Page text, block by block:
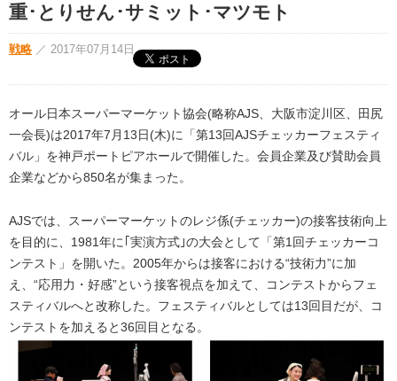
重･とりせん･サミット･マツモト
戦略 ／ 2017年07月14日
オール日本スーパーマーケット協会(略称AJS、大阪市淀川区、田尻
一会長)は2017年7月13日(木)に「第13回AJSチェッカーフェスティ
バル」を神戸ポートピアホールで開催した。会員企業及び賛助会員
企業などから850名が集まった。
AJSでは、スーパーマーケットのレジ係(チェッカー)の接客技術向上
を目的に、1981年に｢実演方式｣の大会として「第1回チェッカーコ
ンテスト」を開いた。2005年からは接客における“技術力”に加
え、“応用力・好感”という接客視点を加えて、コンテストからフェ
スティバルへと改称した。フェスティバルとしては13回目だが、コ
ンテストを加えると36回目となる。